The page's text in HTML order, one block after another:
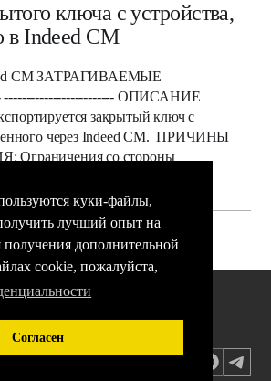
куки-файлы,
лучший опыт на
дополнительной
cookie, пожалуйста,
Согласен
ключа с устройства,
в Indeed CM
CM ЗАТРАГИВАЕМЫЕ
ОПИСАНИЕ
закрытый ключ с
через Indeed CM. ПРИЧИНЫ
со стороны